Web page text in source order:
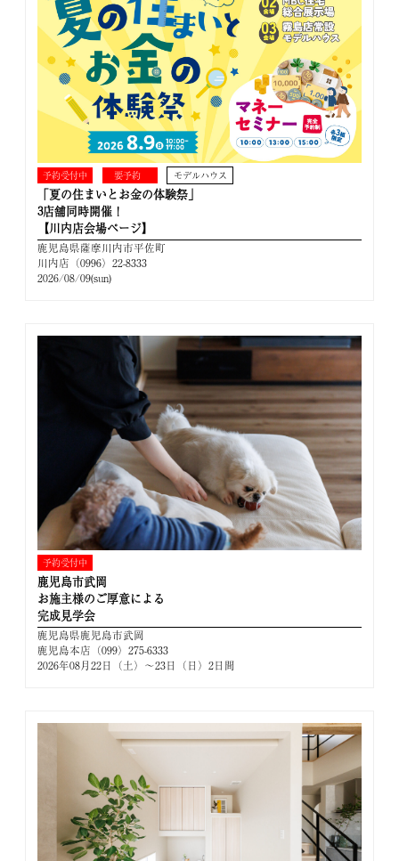
予約受付中 要予約 モデルハウス
「夏の住まいとお金の体験祭」
3店舗同時開催！
【川内店会場ページ】
鹿児島県薩摩川内市平佐町
川内店（0996）22-8333
2026/08/09(sun)
予約受付中
鹿児島市武岡
お施主様のご厚意による
完成見学会
鹿児島県鹿児島市武岡
鹿児島本店（099）275-6333
2026年08月22日（土）～23日（日）2日間